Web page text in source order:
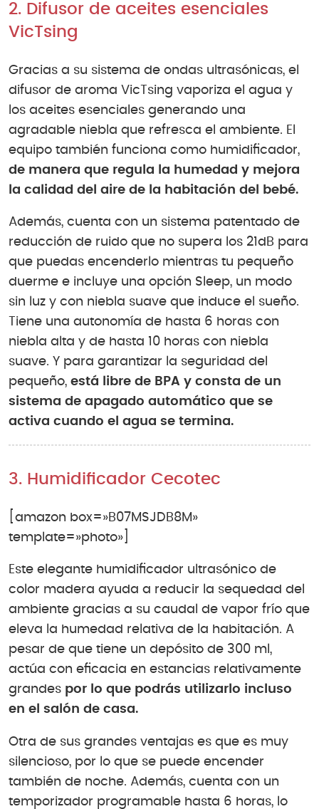
2. Difusor de aceites esenciales
VicTsing
Gracias a su sistema de ondas ultrasónicas, el
difusor de aroma VicTsing vaporiza el agua y
los aceites esenciales generando una
agradable niebla que refresca el ambiente. El
equipo también funciona como humidificador,
de manera que regula la humedad y mejora
la calidad del aire de la habitación del bebé.
Además, cuenta con un sistema patentado de
reducción de ruido que no supera los 21dB para
que puedas encenderlo mientras tu pequeño
duerme e incluye una opción Sleep, un modo
sin luz y con niebla suave que induce el sueño.
Tiene una autonomía de hasta 6 horas con
niebla alta y de hasta 10 horas con niebla
suave. Y para garantizar la seguridad del
pequeño, está libre de BPA y consta de un
sistema de apagado automático que se
activa cuando el agua se termina.
3. Humidificador Cecotec
[amazon box=»B07MSJDB8M»
template=»photo»]
Este elegante humidificador ultrasónico de
color madera ayuda a reducir la sequedad del
ambiente gracias a su caudal de vapor frío que
eleva la humedad relativa de la habitación. A
pesar de que tiene un depósito de 300 ml,
actúa con eficacia en estancias relativamente
grandes por lo que podrás utilizarlo incluso
en el salón de casa.
Otra de sus grandes ventajas es que es muy
silencioso, por lo que se puede encender
también de noche. Además, cuenta con un
temporizador programable hasta 6 horas, lo